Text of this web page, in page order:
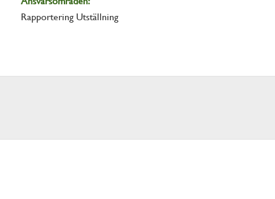
Rapportering Utställning